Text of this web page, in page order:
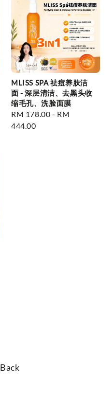
MLISS SPA 祛痘养肤洁
面 - 深层清洁、去黑头收
缩毛孔、洗脸面膜
Regular
price
RM 178.00 - RM
444.00
Back